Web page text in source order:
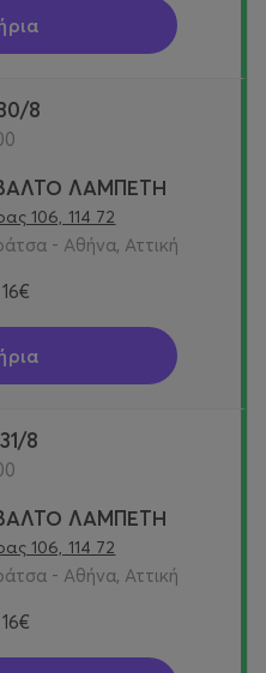
8
ΛΑΜΠΕΤΗ
106, 114 72
- Αθήνα, Αττική
16€
31/8
ΛΑΜΠΕΤΗ
106, 114 72
- Αθήνα, Αττική
16€